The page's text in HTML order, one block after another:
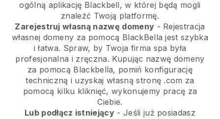
ogólną aplikację Blackbell, w której będą mogli
znaleźć Twoją platformę.
Zarejestruj własną nazwę domeny - Rejestracja
własnej domeny za pomocą BlackBella jest szybka
i łatwa. Spraw, by Twoja firma spa była
profesjonalna i zręczna. Kupując nazwę domeny
za pomocą Blackbella, pomiń konfigurację
techniczną i uzyskaj własną stronę .com za
pomocą kilku kliknięć, wykonujemy pracę za
Ciebie.
Lub podłącz istniejący - Jeśli już posiadasz